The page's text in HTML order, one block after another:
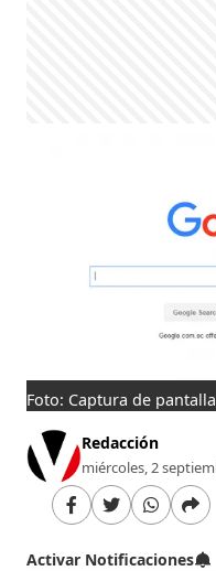
Foto: Captura de pantalla
Redacción
miércoles, 2
Activar Notificaciones